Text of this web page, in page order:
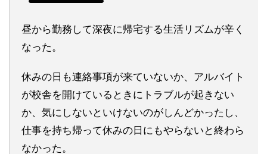
昼から勤務して深夜に帰宅する生活リズムが辛く
なった。
休みの日も連絡事項が来ていないか、アルバイト
が校舎を開けているときにトラブルが起きない
か、気にしないといけないのがしんどかったし、
仕事を持ち帰って休みの日にもやらないと終わら
なかった。